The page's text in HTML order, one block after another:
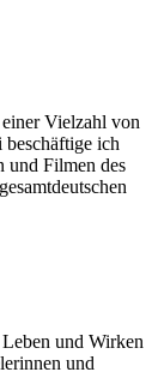
Vielzahl von
beschäftige ich
Filmen des
und Wirken
und